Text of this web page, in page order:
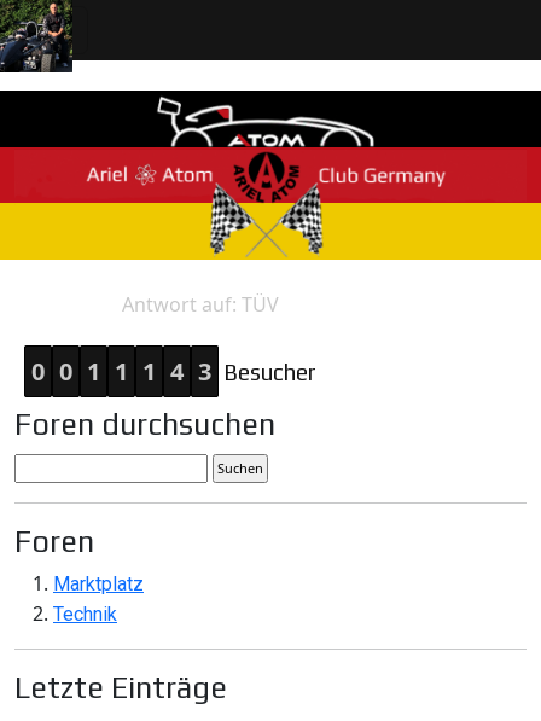
Antwort auf: TÜV
0 0 1 1 1 4 3 Besucher
Foren durchsuchen
Foren
Marktplatz
Technik
Letzte Einträge